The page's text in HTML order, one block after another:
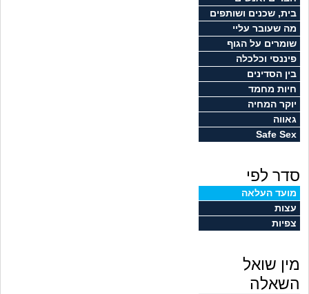
בית, שכנים ושותפים
מה שעובר עליי
שומרים על הגוף
פיננסי וכלכלה
בין הסדינים
חיות מחמד
יוקר המחיה
גאווה
Safe Sex
סדר לפי
מועד העלאה
עצות
צפיות
מין שואל
השאלה